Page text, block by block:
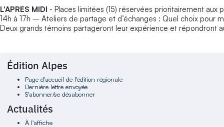
L'APRES MIDI - Places limitées (15) réservées prioritairement aux
14h à 17h – Ateliers de partage et d’échanges : Quel choix pour
Deux grands témoins partageront leur expérience et répondront
Édition Alpes
Page d'accueil de l'édition régionale
Dernière lettre envoyée
S'abonner/se désabonner
Actualités
À l'affiche